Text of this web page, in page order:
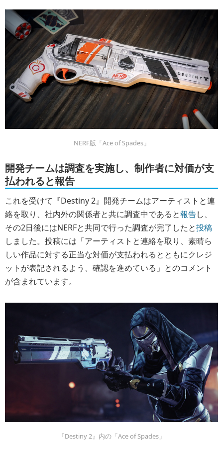
NERF版「Ace of Spades」
開発チームは調査を実施し、制作者に対価が支
払われると報告
これを受けて『Destiny 2』開発チームはアーティストと連
絡を取り、社内外の関係者と共に調査中であると報告し、
その2日後にはNERFと共同で行った調査が完了したと投稿
しました。投稿には「アーティストと連絡を取り、素晴ら
しい作品に対する正当な対価が支払われるとともにクレジ
ットが表記されるよう、確認を進めている」とのコメント
が含まれています。
『Destiny 2』内の「Ace of Spades」